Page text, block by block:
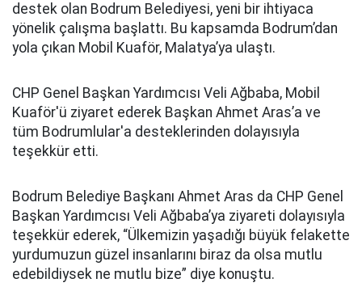
destek olan Bodrum Belediyesi, yeni bir ihtiyaca
yönelik çalışma başlattı. Bu kapsamda Bodrum’dan
yola çıkan Mobil Kuaför, Malatya’ya ulaştı.
CHP Genel Başkan Yardımcısı Veli Ağbaba, Mobil
Kuaför'ü ziyaret ederek Başkan Ahmet Aras’a ve
tüm Bodrumlular'a desteklerinden dolayısıyla
teşekkür etti.
Bodrum Belediye Başkanı Ahmet Aras da CHP Genel
Başkan Yardımcısı Veli Ağbaba’ya ziyareti dolayısıyla
teşekkür ederek, “Ülkemizin yaşadığı büyük felakette
yurdumuzun güzel insanlarını biraz da olsa mutlu
edebildiysek ne mutlu bize” diye konuştu.